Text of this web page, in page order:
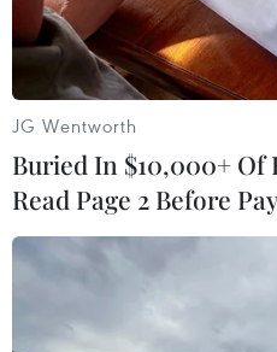
JG Wentworth
Buried In $10,000+
Read Page 2 Before